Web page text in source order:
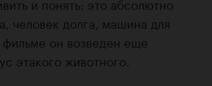
человек долга, машина для
он возведен еще
этакого животного.